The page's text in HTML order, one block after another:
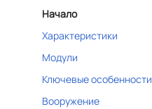
Начало
Характеристики
Модули
Ключевые особенности
Вооружение